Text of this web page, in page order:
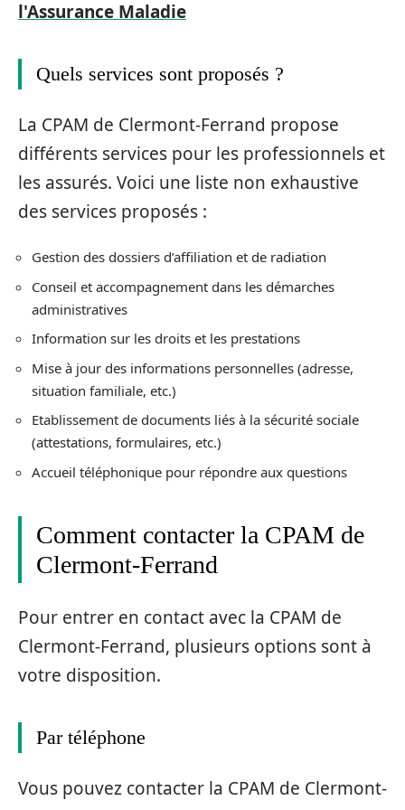
l'Assurance Maladie
Quels services sont proposés ?
La CPAM de Clermont-Ferrand propose
différents services pour les professionnels et
les assurés. Voici une liste non exhaustive
des services proposés :
Gestion des dossiers d’affiliation et de radiation
Conseil et accompagnement dans les démarches
administratives
Information sur les droits et les prestations
Mise à jour des informations personnelles (adresse,
situation familiale, etc.)
Etablissement de documents liés à la sécurité sociale
(attestations, formulaires, etc.)
Accueil téléphonique pour répondre aux questions
Comment contacter la CPAM de
Clermont-Ferrand
Pour entrer en contact avec la CPAM de
Clermont-Ferrand, plusieurs options sont à
votre disposition.
Par téléphone
Vous pouvez contacter la CPAM de Clermont-